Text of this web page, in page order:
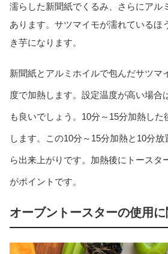
濡らした新聞紙でくるみ、さらにアル
あります。サツマイモが濡れているほ
き芋になります。
新聞紙とアルミホイルで包んだサツマ
度で加熱します。設定温度が高い場合
も良いでしょう。10分～15分加熱した
します。この10分～15分加熱と10分
ら出来上がりです。加熱後にトースタ
がポイントです。
オーブントースターの使用